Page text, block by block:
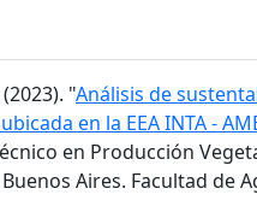
"Análisis de
en la EEA INTA -
en Producción
Aires. Facultad de